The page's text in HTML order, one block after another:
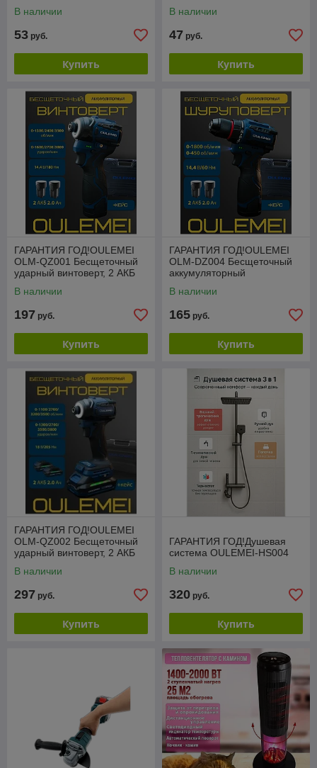
В наличии
53 руб.
Купить
В наличии
47 руб.
Купить
ГАРАНТИЯ ГОД!OULEMEI
OLM-QZ001 Бесщеточный
ударный винтоверт, 2 АКБ
В наличии
197 руб.
Купить
ГАРАНТИЯ ГОД!OULEMEI
OLM-DZ004 Бесщеточный
аккумуляторный
v 60 Нм
В наличии
165 руб.
Купить
ГАРАНТИЯ ГОД!OULEMEI
OLM-QZ002 Бесщеточный
ударный винтоверт, 2 АКБ
В наличии
297 руб.
Купить
ГАРАНТИЯ ГОД!Душевая
система OULEMEI-HS004
В наличии
320 руб.
Купить